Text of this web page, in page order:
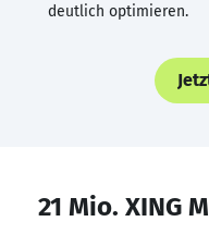
deutlich optimieren.
21 Mio. XING